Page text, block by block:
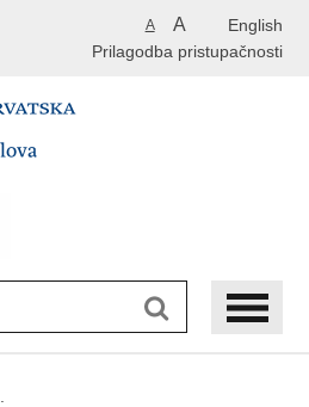
English
A A
Prilagodba pristupačnosti